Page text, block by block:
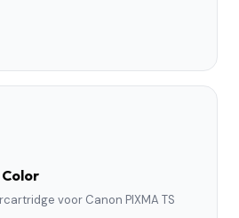
Color
voor Canon PIXMA TS